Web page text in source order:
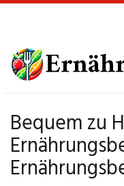
main
content
Bequem zu